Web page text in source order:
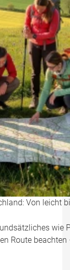
Von leicht
wie
Route